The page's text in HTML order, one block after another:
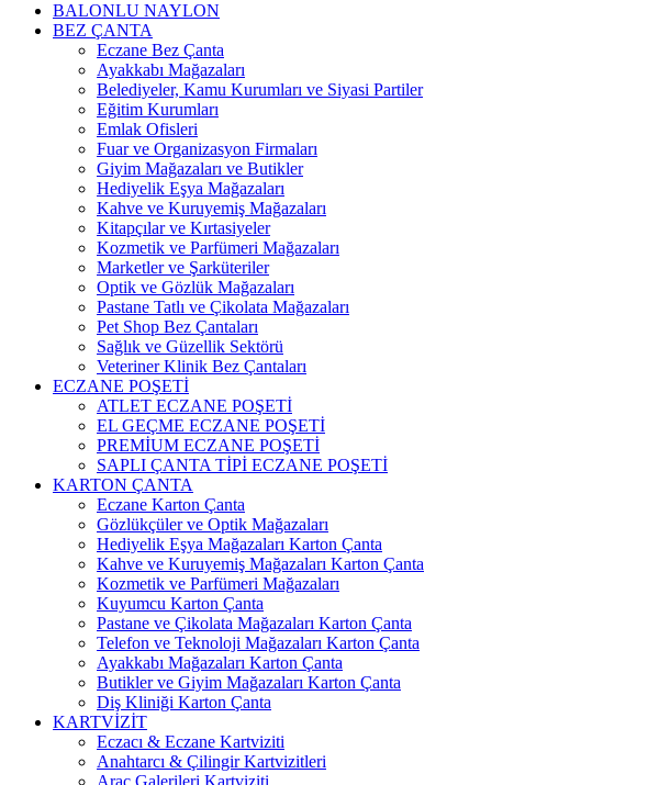
BALONLU NAYLON
BEZ ÇANTA
Eczane Bez Çanta
Ayakkabı Mağazaları
Belediyeler, Kamu Kurumları ve Siyasi Partiler
Eğitim Kurumları
Emlak Ofisleri
Fuar ve Organizasyon Firmaları
Giyim Mağazaları ve Butikler
Hediyelik Eşya Mağazaları
Kahve ve Kuruyemiş Mağazaları
Kitapçılar ve Kırtasiyeler
Kozmetik ve Parfümeri Mağazaları
Marketler ve Şarküteriler
Optik ve Gözlük Mağazaları
Pastane Tatlı ve Çikolata Mağazaları
Pet Shop Bez Çantaları
Sağlık ve Güzellik Sektörü
Veteriner Klinik Bez Çantaları
ECZANE POŞETİ
ATLET ECZANE POŞETİ
EL GEÇME ECZANE POŞETİ
PREMİUM ECZANE POŞETİ
SAPLI ÇANTA TİPİ ECZANE POŞETİ
KARTON ÇANTA
Eczane Karton Çanta
Gözlükçüler ve Optik Mağazaları
Hediyelik Eşya Mağazaları Karton Çanta
Kahve ve Kuruyemiş Mağazaları Karton Çanta
Kozmetik ve Parfümeri Mağazaları
Kuyumcu Karton Çanta
Pastane ve Çikolata Mağazaları Karton Çanta
Telefon ve Teknoloji Mağazaları Karton Çanta
Ayakkabı Mağazaları Karton Çanta
Butikler ve Giyim Mağazaları Karton Çanta
Diş Kliniği Karton Çanta
KARTVİZİT
Eczacı & Eczane Kartviziti
Anahtarcı & Çilingir Kartvizitleri
Araç Galerileri Kartviziti